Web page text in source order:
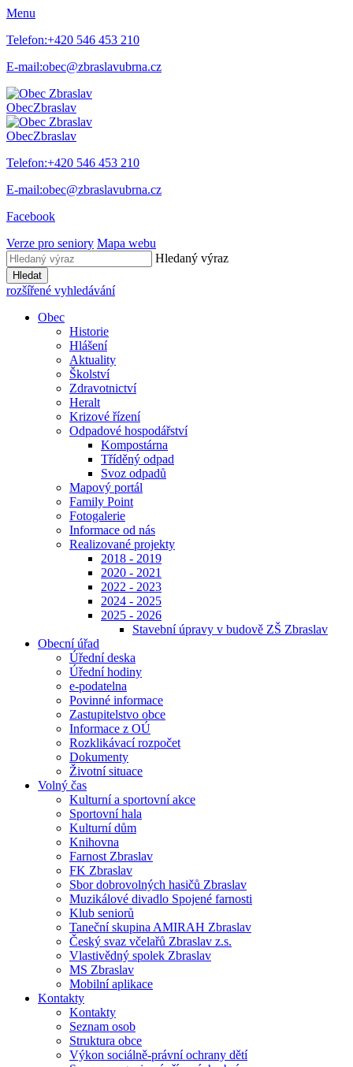
Menu
Telefon:+420 546 453 210
E-mail:obec@zbraslavubrna.cz
ObecZbraslav
ObecZbraslav
Telefon:+420 546 453 210
E-mail:obec@zbraslavubrna.cz
Facebook
Verze pro seniory Mapa webu
Hledaný výraz
Hledat
rozšířené vyhledávání
Obec
Historie
Hlášení
Aktuality
Školství
Zdravotnictví
Heralt
Krizové řízení
Odpadové hospodářství
Kompostárna
Tříděný odpad
Svoz odpadů
Mapový portál
Family Point
Fotogalerie
Informace od nás
Realizované projekty
2018 - 2019
2020 - 2021
2022 - 2023
2024 - 2025
2025 - 2026
Stavební úpravy v budově ZŠ Zbraslav
Obecní úřad
Úřední deska
Úřední hodiny
e-podatelna
Povinné informace
Zastupitelstvo obce
Informace z OÚ
Rozklikávací rozpočet
Dokumenty
Životní situace
Volný čas
Kulturní a sportovní akce
Sportovní hala
Kulturní dům
Knihovna
Farnost Zbraslav
FK Zbraslav
Sbor dobrovolných hasičů Zbraslav
Muzikálové divadlo Spojené farnosti
Klub seniorů
Taneční skupina AMIRAH Zbraslav
Český svaz včelařů Zbraslav z.s.
Vlastivědný spolek Zbraslav
MS Zbraslav
Mobilní aplikace
Kontakty
Kontakty
Seznam osob
Struktura obce
Výkon sociálně-právní ochrany dětí